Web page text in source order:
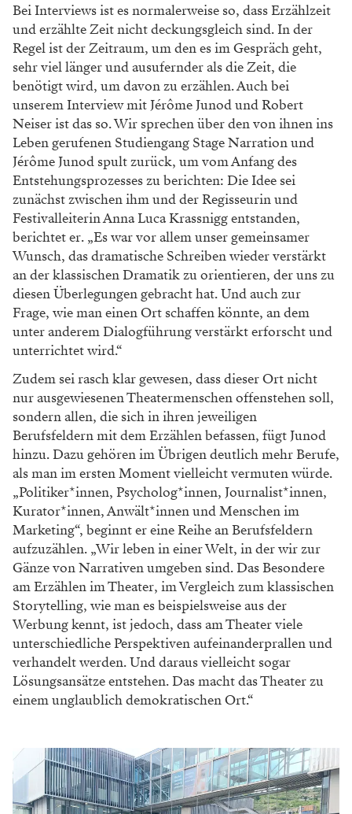
Bei Interviews ist es normalerweise so, dass Erzählzeit
und erzählte Zeit nicht deckungsgleich sind. In der
Regel ist der Zeitraum, um den es im Gespräch geht,
sehr viel länger und ausufernder als die Zeit, die
benötigt wird, um davon zu erzählen. Auch bei
unserem Interview mit Jérôme Junod und Robert
Neiser ist das so. Wir sprechen über den von ihnen ins
Leben gerufenen Studiengang Stage Narration und
Jérôme Junod spult zurück, um vom Anfang des
Entstehungsprozesses zu berichten: Die Idee sei
zunächst zwischen ihm und der Regisseurin und
Festivalleiterin Anna Luca Krassnigg entstanden,
berichtet er. „Es war vor allem unser gemeinsamer
Wunsch, das dramatische Schreiben wieder verstärkt
an der klassischen Dramatik zu orientieren, der uns zu
diesen Überlegungen gebracht hat. Und auch zur
Frage, wie man einen Ort schaffen könnte, an dem
unter anderem Dialogführung verstärkt erforscht und
unterrichtet wird.“
Zudem sei rasch klar gewesen, dass dieser Ort nicht
nur ausgewiesenen Theatermenschen offenstehen soll,
sondern allen, die sich in ihren jeweiligen
Berufsfeldern mit dem Erzählen befassen, fügt Junod
hinzu. Dazu gehören im Übrigen deutlich mehr Berufe,
als man im ersten Moment vielleicht vermuten würde.
„Politiker*innen, Psycholog*innen, Journalist*innen,
Kurator*innen, Anwält*innen und Menschen im
Marketing“, beginnt er eine Reihe an Berufsfeldern
aufzuzählen. „Wir leben in einer Welt, in der wir zur
Gänze von Narrativen umgeben sind. Das Besondere
am Erzählen im Theater, im Vergleich zum klassischen
Storytelling, wie man es beispielsweise aus der
Werbung kennt, ist jedoch, dass am Theater viele
unterschiedliche Perspektiven aufeinanderprallen und
verhandelt werden. Und daraus vielleicht sogar
Lösungsansätze entstehen. Das macht das Theater zu
einem unglaublich demokratischen Ort.“